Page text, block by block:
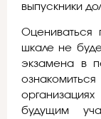
выпускники
Оцениваться
шкале не
экзамена в
будущим